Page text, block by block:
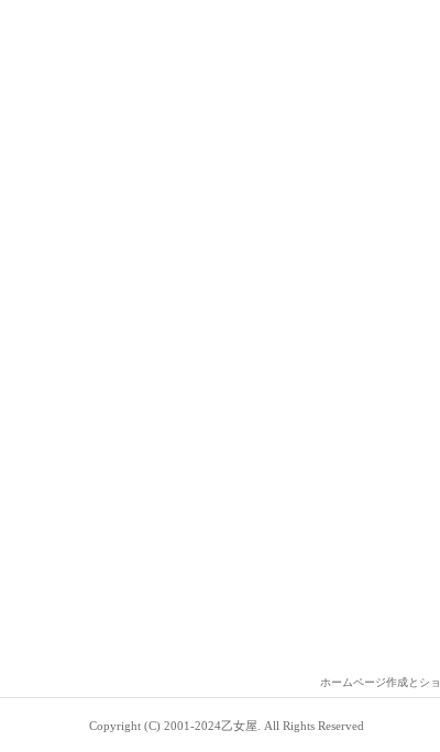
ホームページ作成とシ
Copyright (C) 2001-2024乙女屋. All Rights Reserved